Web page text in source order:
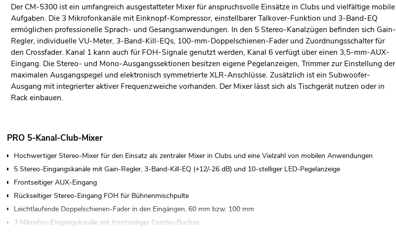
Der CM-5300 ist ein umfangreich ausgestatteter Mixer für anspruchsvolle Einsätze in Clubs und vielfältige mobile
Aufgaben. Die 3 Mikrofonkanäle mit Einknopf-Kompressor, einstellbarer Talkover-Funktion und 3-Band-EQ
ermöglichen professionelle Sprach- und Gesangsanwendungen. In den 5 Stereo-Kanalzügen befinden sich Gain-
Regler, individuelle VU-Meter, 3-Band-Kill-EQs, 100-mm-Doppelschienen-Fader und Zuordnungsschalter für
den Crossfader. Kanal 1 kann auch für FOH-Signale genutzt werden, Kanal 6 verfügt über einen 3,5-mm-AUX-
Eingang. Die Stereo- und Mono-Ausgangssektionen besitzen eigene Pegelanzeigen, Trimmer zur Einstellung der
maximalen Ausgangspegel und elektronisch symmetrierte XLR-Anschlüsse. Zusätzlich ist ein Subwoofer-
Ausgang mit integrierter aktiver Frequenzweiche vorhanden. Der Mixer lässt sich als Tischgerät nutzen oder in
Rack einbauen.
PRO 5-Kanal-Club-Mixer
Hochwertiger Stereo-Mixer für den Einsatz als zentraler Mixer in Clubs und eine Vielzahl von mobilen Anwendungen
5 Stereo-Eingangskanäle mit Gain-Regler, 3-Band-Kill-EQ (+12/-26 dB) und 10-stelliger LED-Pegelanzeige
Frontseitiger AUX-Eingang
Rückseitiger Stereo-Eingang FOH für Bühnenmischpulte
Leichtlaufende Doppelschienen-Fader in den Eingängen, 60 mm bzw. 100 mm
3 Mikrofon-Eingangskanäle mit frontseitiger Combo-Buchse